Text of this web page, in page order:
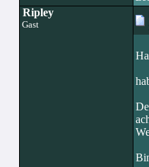
Ripley
Gast